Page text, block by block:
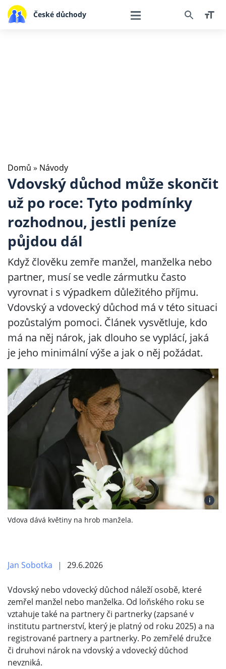
České důchody
Domů » Návody
Vdovský důchod může skončit
už po roce: Tyto podmínky
rozhodnou, jestli peníze
půjdou dál
Když člověku zemře manžel, manželka nebo
partner, musí se vedle zármutku často
vyrovnat i s výpadkem důležitého příjmu.
Vdovský a vdovecký důchod má v této situaci
pozůstalým pomoci. Článek vysvětluje, kdo
má na něj nárok, jak dlouho se vyplácí, jaká
je jeho minimální výše a jak o něj požádat.
i
Vdova dává květiny na hrob manžela.
Jan Sobotka 29.6.2026
Vdovský nebo vdovecký důchod náleží osobě, které
zemřel manžel nebo manželka. Od loňského roku se
vztahuje také na partnery či partnerky (zapsané v
institutu partnerství, který je platný od roku 2025) a na
registrované partnery a partnerky. Po zemřelé družce
či druhovi nárok na vdovský a vdovecký důchod
nevzniká.